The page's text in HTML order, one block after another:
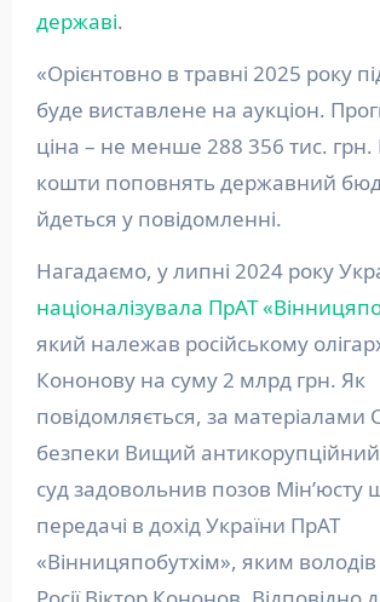
державі.
«Орієнтовно в травні 2025 року
буде виставлене на аукціон.
ціна – не менше 288 356 тис. грн.
кошти поповнять державний
йдеться у повідомленні.
Нагадаємо, у липні 2024 року
націоналізувала ПрАТ
який належав російському
Кононову на суму 2 млрд грн. Як
повідомляється, за матеріалами
безпеки Вищий антикорупційний
суд задовольнив позов Мін’юсту
передачі в дохід України ПрАТ
«Вінницяпобутхім», яким володів